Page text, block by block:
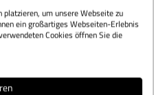
um unsere Webseite zu
ein großartiges Webseiten-Erlebnis
Cookies öffnen Sie die